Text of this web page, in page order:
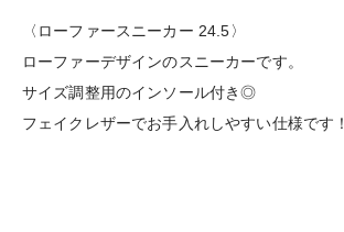
〈ローファースニーカー 24.5〉
ローファーデザインのスニーカーです。
サイズ調整用のインソール付き◎
フェイクレザーでお手入れしやすい仕様です！